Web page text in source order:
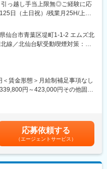
計画・役割・ミッションに応じ
目標見直しも可能。
LG4係長ポスト）では、マネジ
ての道も選択可能。若手で課長
で課長に就任したケースもあり
身のキャリアを可視化し、将来
引っ越し手当上限無◎ご経験に応
日（土日祝）/残業月25H/上流
として、組み込みソフトウェア
ます。自動車関連を中心とした
新規事業の立ち上げまで、幅広
給与アップやキャリアアップを
ア開発、仕様設計～実装
トウェア開発
仙台市青葉区堤町1-1-2 エムズ北
線／北仙台駅受動喫煙対策：屋
める事業所
賃金形態＞月給制補足事項なし
円～423,000円その他固定
／33歳（システムエンジニア
ージャー職）賃金はあくまでも
上下する可能性があります。月
です。
応募依頼する
（エージェントサービス）